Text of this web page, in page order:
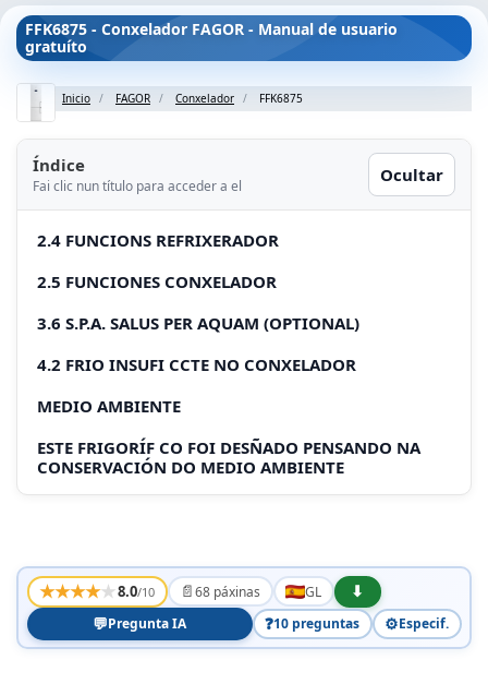
FFK6875 - Conxelador FAGOR - Manual de usuario
gratuíto
Inicio FAGOR Conxelador FFK6875
Índice
Fai clic nun título para acceder a el
Ocultar
2.4 FUNCIONS REFRIXERADOR
2.5 FUNCIONES CONXELADOR
3.6 S.P.A. SALUS PER AQUAM (OPTIONAL)
4.2 FRIO INSUFI CCTE NO CONXELADOR
MEDIO AMBIENTE
ESTE FRIGORÍF CO FOI DESÑADO PENSANDO NA
CONSERVACIÓN DO MEDIO AMBIENTE
★★★★★8.0/10 📄68 páxinas GL
⬇
💬Pregunta IA ❓10 preguntas ⚙️Especif.